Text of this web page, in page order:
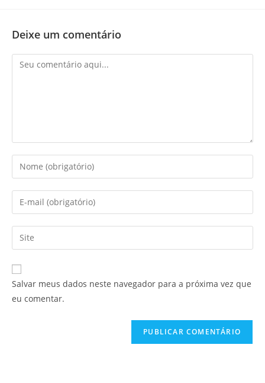
Deixe um comentário
Salvar meus dados neste navegador para a próxima vez que
eu comentar.